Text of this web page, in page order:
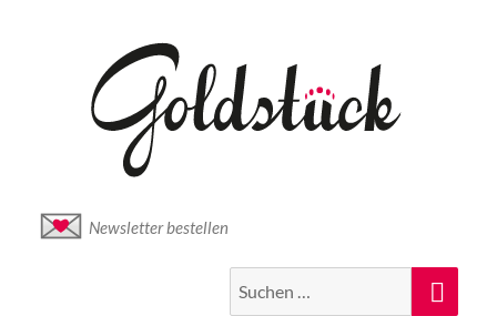
Newsletter bestellen
nach: